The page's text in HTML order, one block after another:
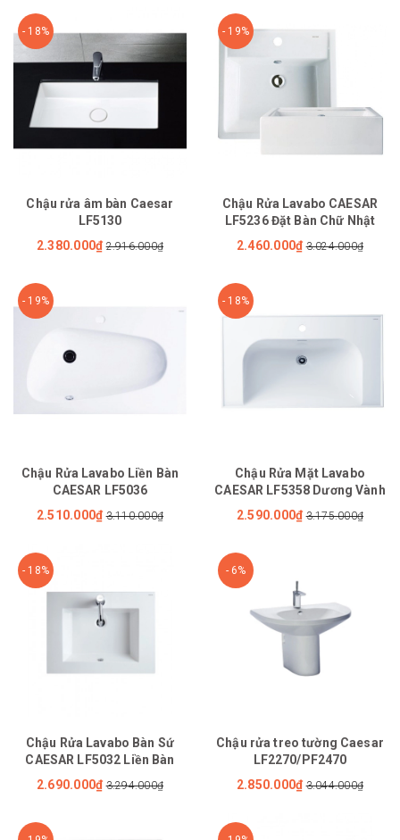
- 18%
Chậu rửa âm bàn Caesar
LF5130
2.380.000₫ 2.916.000₫
- 19%
Chậu Rửa Lavabo CAESAR
LF5236 Đặt Bàn Chữ Nhật
2.460.000₫ 3.024.000₫
- 19%
Chậu Rửa Lavabo Liền Bàn
CAESAR LF5036
2.510.000₫ 3.110.000₫
- 18%
Chậu Rửa Mặt Lavabo
CAESAR LF5358 Dương Vành
2.590.000₫ 3.175.000₫
- 18%
Chậu Rửa Lavabo Bàn Sứ
CAESAR LF5032 Liền Bàn
2.690.000₫ 3.294.000₫
- 6%
Chậu rửa treo tường Caesar
LF2270/PF2470
2.850.000₫ 3.044.000₫